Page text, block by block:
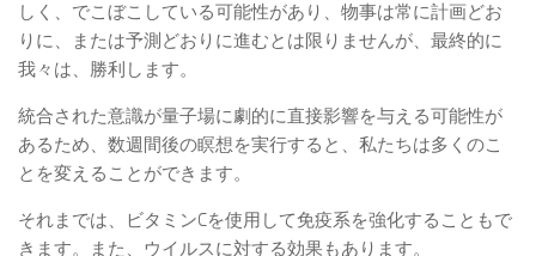
しく、でこぼこしている可能性があり、物事は常に計画どお
りに、または予測どおりに進むとは限りませんが、最終的に
我々は、勝利します。
統合された意識が量子場に劇的に直接影響を与える可能性が
あるため、数週間後の瞑想を実行すると、私たちは多くのこ
とを変えることができます。
それまでは、ビタミンCを使用して免疫系を強化することもで
きます。また、ウイルスに対する効果もあります。